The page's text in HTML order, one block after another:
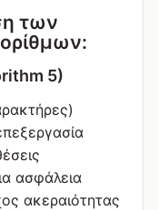
των
5)
ασφάλεια
ακεραιότητας